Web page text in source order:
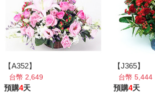
【A352】
台幣 2,649
預購4天
【J365】
台幣 5,444
預購4天